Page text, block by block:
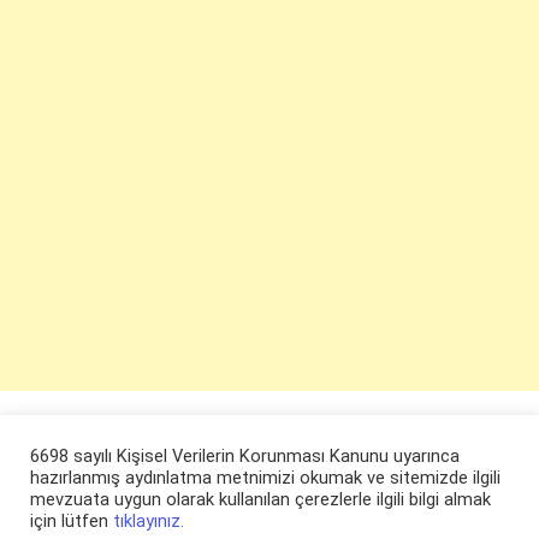
6698 sayılı Kişisel Verilerin Korunması Kanunu uyarınca
hazırlanmış aydınlatma metnimizi okumak ve sitemizde ilgili
mevzuata uygun olarak kullanılan çerezlerle ilgili bilgi almak
için lütfen tıklayınız.